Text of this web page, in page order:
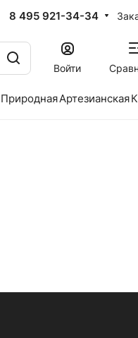
8 495 921-34-34
Войти
ПрироднаяАртезианская